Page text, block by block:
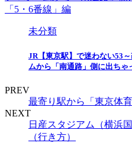
未分類
JR【東京駅】で迷わない53
ムから「南通路」側に出ち
PREV
最寄り駅から「東京体
NEXT
日産スタジアム（横浜
（行き方）